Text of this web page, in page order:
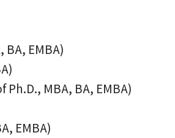
EMBA)
MBA, BA, EMBA)
EMBA)